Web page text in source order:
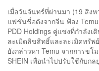
เมื่อวันจันทร์ที่ผ่านมา (19 สิง
แฟชั่นชื่อดังจากจีน ฟ้อง
PDD Holdings คู่แข่งที่กำลังเ
ละเมิดลิขสิทธิ์และละเมิดทรั
ยังกล่าวหา Temu จากการข
SHEIN เพื่อนำไปปรับใช้กับก